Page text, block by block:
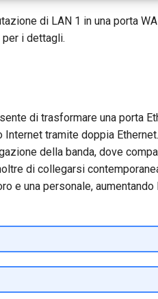
di LAN 1 in una porta
per i dettagli.
di trasformare una porta
tramite doppia
della banda, dove
di collegarsi
e una personale,